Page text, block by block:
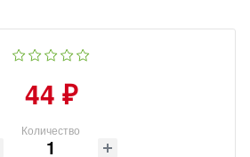
44 ₽
Количество